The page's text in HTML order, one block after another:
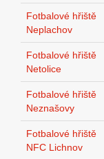
Fotbalové hřiště
Neplachov
Fotbalové hřiště
Netolice
Fotbalové hřiště
Neznašovy
Fotbalové hřiště
NFC Lichnov